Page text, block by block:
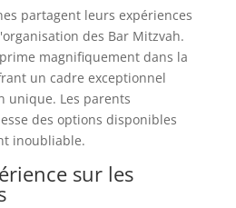
partagent leurs expériences
des Bar Mitzvah.
magnifiquement dans la
un cadre exceptionnel
unique. Les parents
des options disponibles
inoubliable.
sur les